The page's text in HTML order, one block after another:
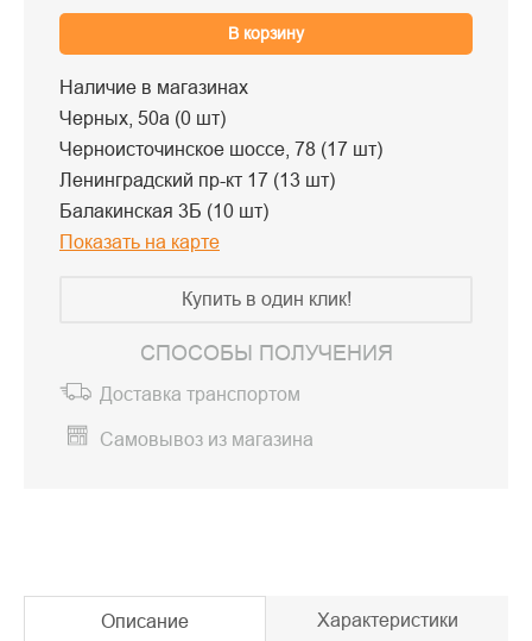
В корзину
Наличие в магазинах
Черных, 50а (0 шт)
Черноисточинское шоссе, 78 (17 шт)
Ленинградский пр-кт 17 (13 шт)
Балакинская 3Б (10 шт)
Показать на карте
Купить в один клик!
СПОСОБЫ ПОЛУЧЕНИЯ
Доставка транспортом
Самовывоз из магазина
Описание Характеристики